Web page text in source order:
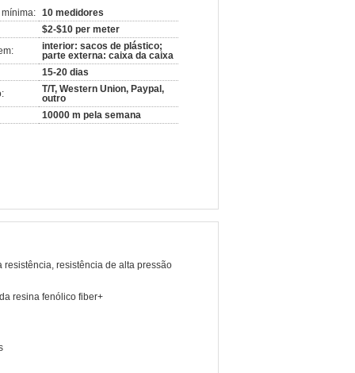
10 medidores
$2-$10 per meter
interior: sacos de plástico;
parte externa: caixa da caixa
15-20 dias
T/T, Western Union, Paypal,
outro
10000 m pela semana
resistência, resistência de alta pressão
resina fenólico fiber+